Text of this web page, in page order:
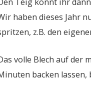
haben dieses Jahr
z.B. den
volle Blech auf der
backen lassen,